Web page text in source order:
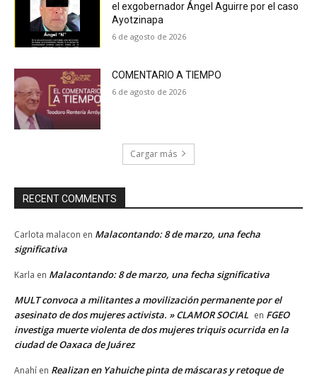
el exgobernador Ángel Aguirre por el caso
Ayotzinapa
6 de agosto de 2026
COMENTARIO A TIEMPO
6 de agosto de 2026
Cargar más
RECENT COMMENTS
Carlota malacon en Malacontando: 8 de marzo, una fecha
significativa
Karla en Malacontando: 8 de marzo, una fecha significativa
MULT convoca a militantes a movilización permanente por el
asesinato de dos mujeres activista. » CLAMOR SOCIAL en FGEO
investiga muerte violenta de dos mujeres triquis ocurrida en la
ciudad de Oaxaca de Juárez
Anahí en Realizan en Yahuiche pinta de máscaras y retoque de